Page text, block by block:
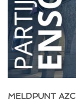
MELDPUNT AZC